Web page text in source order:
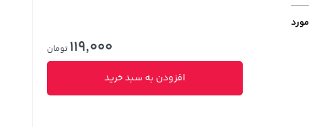
119,000 تومان
افزودن به سبد خرید